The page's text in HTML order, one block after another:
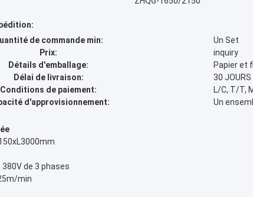
de commande min:
Un Set
Prix:
inquiry
Détails d'emballage:
Papier et
Délai de livraison:
30 JOURS
Conditions de paiement:
L/C, T/T,
d'approvisionnement:
Un
380V de 3 phases
min